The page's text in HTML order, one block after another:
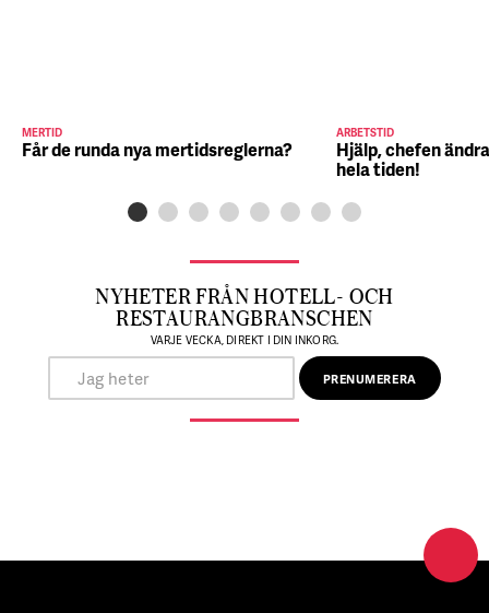
MERTID
Får de runda nya mertidsreglerna?
ARBETSTID
Hjälp, chefen
hela tiden!
NYHETER FRÅN HOTELL- OCH
RESTAURANGBRANSCHEN
VARJE VECKA, DIREKT I DIN INKORG.